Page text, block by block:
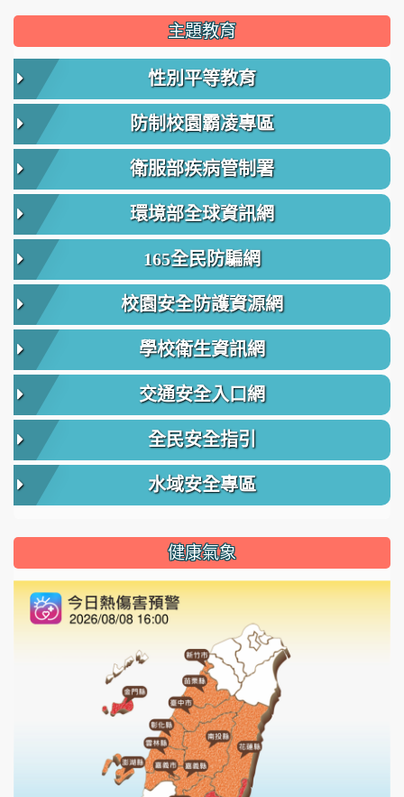
主題教育
性別平等教育
防制校園霸凌專區
衛服部疾病管制署
環境部全球資訊網
165全民防騙網
校園安全防護資源網
學校衛生資訊網
交通安全入口網
全民安全指引
水域安全專區
健康氣象